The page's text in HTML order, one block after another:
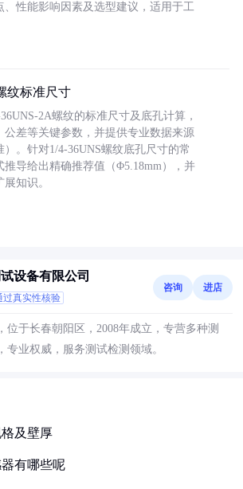
、性能影响因素及选型建议，适用于工
纹标准尺寸
2A螺纹的标准尺寸及底孔计算，
公差等关键参数，并提供专业数据来源
）。针对1/4-36UNS螺纹底孔尺寸的常
推导给出精确推荐值（Φ5.18mm），并
知识。
设备有限公司
过真实性核验
咨询 进店
位于长春朝阳区，2008年成立，专营多种测
专业权威，服务测试检测领域。
及壁厚
有哪些呢